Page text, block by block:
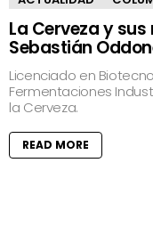
La Cerveza y
Sebastián
Licenciado en
Fermentaciones
la Cerveza.
READ MORE